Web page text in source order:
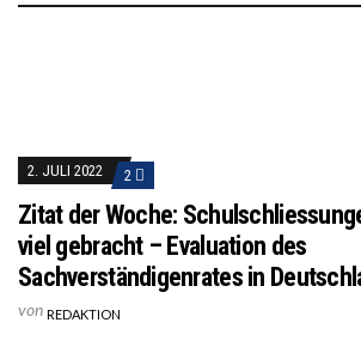
2. JULI 2022 2
Zitat der Woche:
viel gebracht – Evaluation des
Sachverständigenrates in
von REDAKTION